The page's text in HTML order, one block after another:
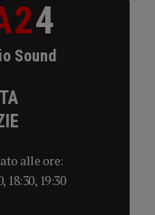
4
Sound
alle ore:
18:30, 19:30